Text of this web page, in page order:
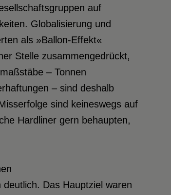
auf
Globalisierung und
als »Ballon-Effekt«
Stelle zusammengedrückt,
– Tonnen
– sind deshalb
sind keineswegs auf
Hardliner gern behaupten,
Das Hauptziel waren